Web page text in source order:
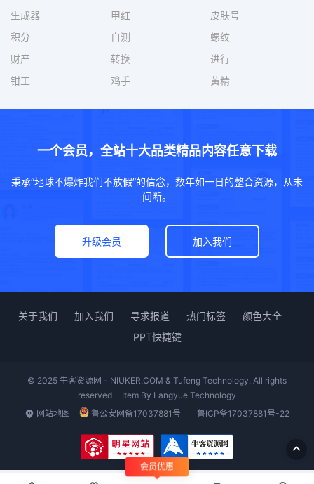
生成器
甲红
皮肤号
积分
自测
螺纹
财产
转换
进行
钳工
鸡手 黄精
一个会员，全站十大品类精品内容任意下载
秉承“地球不爆炸我们不放假”的信念，数年如一日的整合资源，从未
间断。
升级会员 加入我们
关于我们 加入我们 寻求报道 热门标签
颜色大全
PPT快捷键
© 2025 牛客资源网 - NIUKER.COM & Tufeng Technology. All rights
reserved
Item By Langyue Technology
网站地图
鲁公安网备17037881号 鲁ICP备17037881号-22
会员优惠